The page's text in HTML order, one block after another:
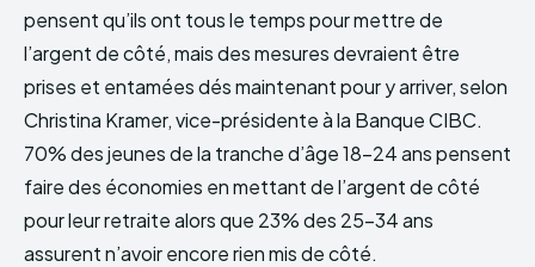
pensent qu’ils ont tous le temps pour mettre de
l’argent de côté, mais des mesures devraient être
prises et entamées dés maintenant pour y arriver, selon
Christina Kramer, vice-présidente à la Banque CIBC.
70% des jeunes de la tranche d’âge 18-24 ans pensent
faire des économies en mettant de l’argent de côté
pour leur retraite alors que 23% des 25-34 ans
assurent n’avoir encore rien mis de côté.